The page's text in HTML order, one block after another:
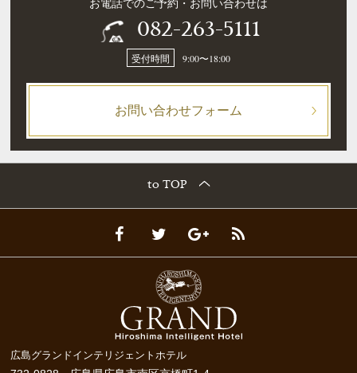
082-263-5111
受付時間 9:00〜18:00
お問い合わせフォーム
to TOP
広島グランドインテリジェントホテル